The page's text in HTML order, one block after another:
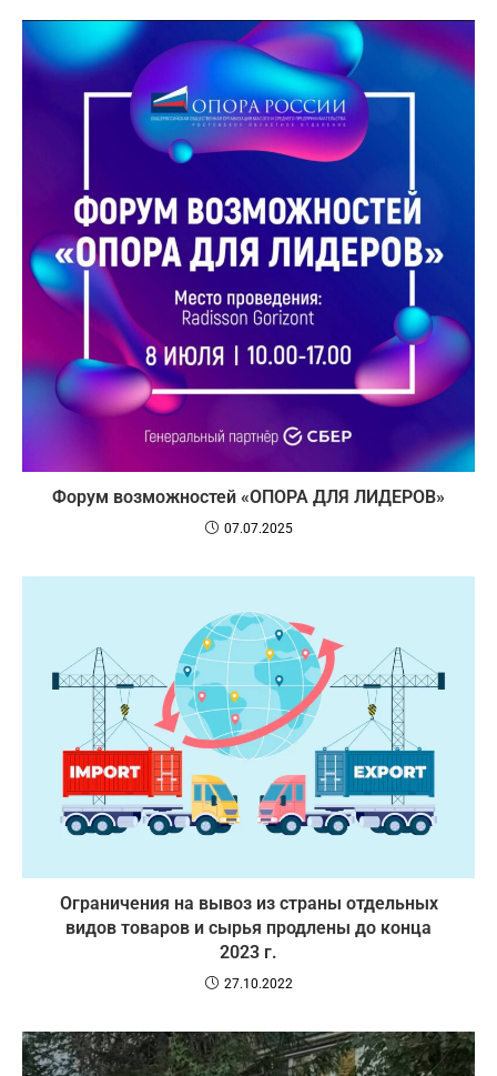
Форум возможностей «ОПОРА ДЛЯ ЛИДЕРОВ»
07.07.2025
Ограничения на вывоз из страны отдельных
видов товаров и сырья продлены до конца
2023 г.
27.10.2022